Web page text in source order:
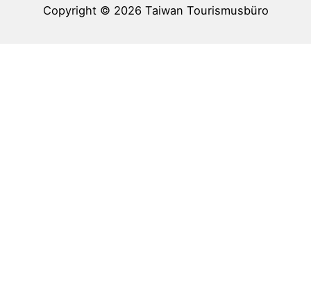
Copyright © 2026 Taiwan Tourismusbüro